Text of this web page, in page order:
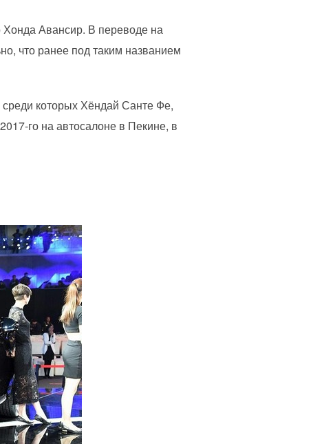
Хонда Авансир. В переводе на
что ранее под таким названием
которых Хёндай Санте Фе,
го на автосалоне в Пекине, в